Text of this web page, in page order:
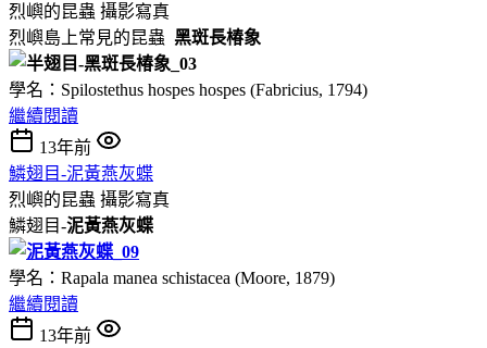
烈嶼的昆蟲 攝影寫真
烈嶼島上常見的昆蟲 黑斑長椿象
學名：Spilostethus hospes hospes (Fabricius, 1794)
繼續閱讀
13年前
鱗翅目-泥黃燕灰蝶
烈嶼的昆蟲 攝影寫真
鱗翅目-泥黃燕灰蝶
學名：Rapala manea schistacea (Moore, 1879)
繼續閱讀
13年前